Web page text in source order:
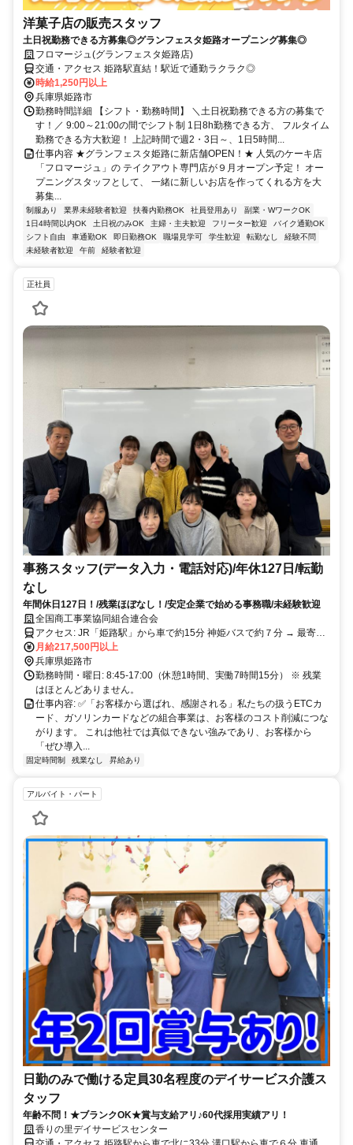
洋菓子店の販売スタッフ
土日祝勤務できる方募集◎グランフェスタ姫路オープニング募集◎
フロマージュ(グランフェスタ姫路店)
交通・アクセス 姫路駅直結！駅近で通勤ラクラク◎
時給1,250円以上
兵庫県姫路市
勤務時間詳細 【シフト・勤務時間】 ＼土日祝勤務できる方の募集で
す！／ 9:00～21:00の間でシフト制 1日8h勤務できる方、 フルタイム
勤務できる方大歓迎！ 上記時間で週2・3日～、1日5時間...
仕事内容 ★グランフェスタ姫路に新店舗OPEN！★ 人気のケーキ店
「フロマージュ」の テイクアウト専門店が９月オープン予定！ オー
プニングスタッフとして、 一緒に新しいお店を作ってくれる方を大
募集...
制服あり 業界未経験者歓迎 扶養内勤務OK 社員登用あり
副業・WワークOK
1日4時間以内OK
土日祝のみOK 主婦・主夫歓迎 フリーター歓迎
バイク通勤OK
シフト自由
車通勤OK 即日勤務OK 職場見学可 学生歓迎 転勤なし
経験不問
未経験者歓迎
午前 経験者歓迎
正社員
事務スタッフ(データ入力・電話対応)/年休127日/転勤
なし
年間休日127日！/残業ほぼなし！/安定企業で始める事務職/未経験歓迎
全国商工事業協同組合連合会
アクセス: JR「姫路駅」から車で約15分 神姫バスで約７分 → 最寄り
「西土山」停留所から徒歩５分
月給217,500円以上
兵庫県姫路市
勤務時間・曜日: 8:45-17:00（休憩1時間、実働7時間15分） ※ 残業
はほとんどありません。
仕事内容: ✅「お客様から選ばれ、感謝される」私たちの扱うETCカ
ード、ガソリンカードなどの組合事業は、お客様のコスト削減につな
がります。 これは他社では真似できない強みであり、お客様から
「ぜひ導入...
固定時間制 残業なし 昇給あり
アルバイト・パート
日勤のみで働ける定員30名程度のデイサービス介護ス
タッフ
年齢不問！★ブランクOK★賞与支給アリ♪60代採用実績アリ！
香りの里デイサービスセンター